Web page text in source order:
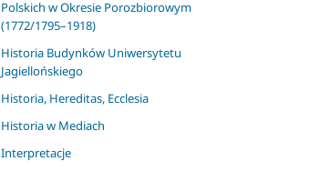
Polskich w Okresie Porozbiorowym
(1772/1795–1918)
Historia Budynków Uniwersytetu
Jagiellońskiego
Historia, Hereditas, Ecclesia
Historia w Mediach
Interpretacje